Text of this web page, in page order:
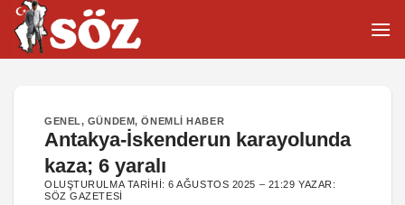
İçeriğe
atla
GENEL, GÜNDEM,ÖNEMLI HABER
Antakya-İskenderun karayolunda
kaza; 6 yaralı
OLUŞTURULMA TARIHI:6 AĞUSTOS 2025 – 21:29 YAZAR:
SÖZ GAZETESI